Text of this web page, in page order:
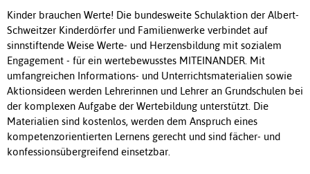
Kinder brauchen Werte! Die bundesweite Schulaktion der Albert-
Schweitzer Kinderdörfer und Familienwerke verbindet auf
sinnstiftende Weise Werte- und Herzensbildung mit sozialem
Engagement - für ein wertebewusstes MITEINANDER. Mit
umfangreichen Informations- und Unterrichtsmaterialien sowie
Aktionsideen werden Lehrerinnen und Lehrer an Grundschulen bei
der komplexen Aufgabe der Wertebildung unterstützt. Die
Materialien sind kostenlos, werden dem Anspruch eines
kompetenzorientierten Lernens gerecht und sind fächer- und
konfessionsübergreifend einsetzbar.